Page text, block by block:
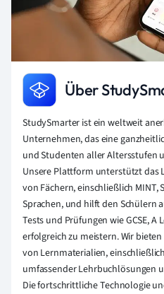
Über
StudySmarter ist ein weltweit
Unternehmen, das eine
und Studenten aller Altersstufen
Unsere Plattform unterstützt das
von Fächern, einschließlich MINT,
Sprachen, und hilft den Schülern
Tests und Prüfungen wie GCSE, A
erfolgreich zu meistern. Wir
von Lernmaterialien,
umfassender Lehrbuchlösungen
Die fortschrittliche Technologie